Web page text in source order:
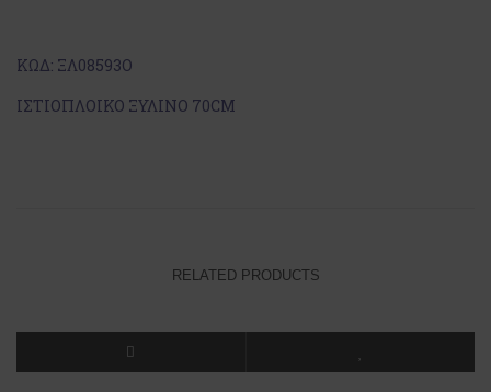
KΩΔ: ΞΛ08593Ο
ΙΣΤΙΟΠΛΟΙΚΟ ΞΥΛΙΝΟ 70CM
RELATED PRODUCTS